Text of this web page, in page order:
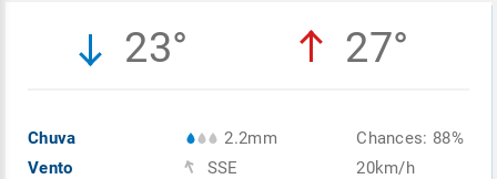
23° 27°
Chuva
Vento
2.2mm
SSE
Chances: 88%
20km/h